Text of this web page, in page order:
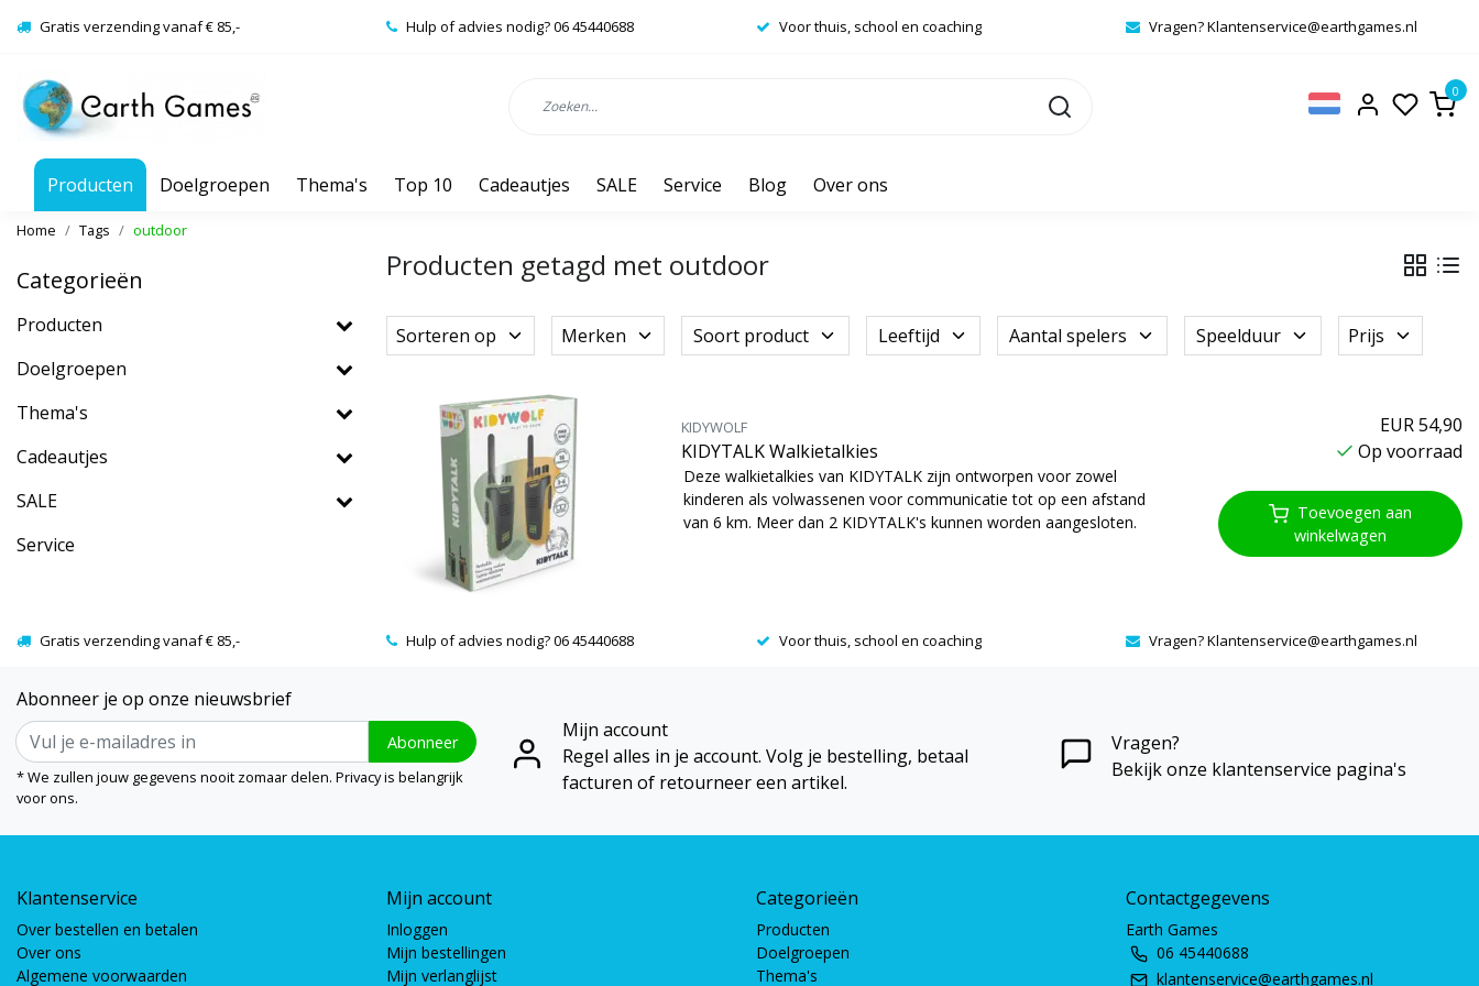
Gratis verzending vanaf € 85,- Hulp of advies nodig? 06 45440688 Voor thuis, school en coaching Vragen?Klantenservice@earthgames.nl
0
Producten Doelgroepen Thema's Top 10 Cadeautjes SALE Service Blog Over ons
Home Tags outdoor
Categorieën
Producten
Doelgroepen
Thema's
Cadeautjes
SALE
Service
Producten getagd met outdoor
Sorteren op Merken Soort product Leeftijd Aantal spelers Speelduur Prijs
KIDYWOLF
KIDYTALK Walkietalkies
Deze walkietalkies van KIDYTALK zijn ontworpen voor zowel
kinderen als volwassenen voor communicatie tot op een afstand
van 6 km. Meer dan 2 KIDYTALK's kunnen worden aangesloten.
EUR 54,90
Op voorraad
Toevoegen aan
winkelwagen
Gratis verzending vanaf € 85,- Hulp of advies nodig? 06 45440688 Voor thuis, school en coaching Vragen?Klantenservice@earthgames.nl
Abonneer je op onze nieuwsbrief
Abonneer
* We zullen jouw gegevens nooit zomaar delen. Privacy is belangrijk
voor ons.
Mijn account
Regel alles in je account. Volg je bestelling, betaal
facturen of retourneer een artikel.
Vragen?
Bekijk onze klantenservice pagina's
Klantenservice
Over bestellen en betalen
Over ons
Algemene voorwaarden
Mijn account
Inloggen
Mijn bestellingen
Mijn verlanglijst
Categorieën
Producten
Doelgroepen
Thema's
Contactgegevens
Earth Games
06 45440688
klantenservice@earthgames.nl